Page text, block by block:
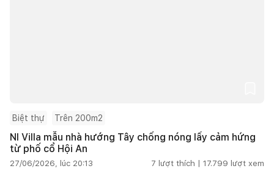
Biệt thự Trên 200m2
NI Villa mẫu nhà hướng Tây chống nóng lấy cảm hứng
từ phố cổ Hội An
27/06/2026, lúc 20:13 7 lượt thích | 17.799 lượt xem